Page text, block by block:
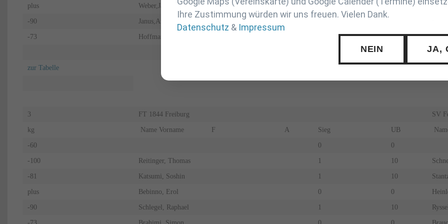
plus Weber,Jan 1 10
-90 Janus,Andre
-73 Hoffmann, Alexander 10
zur Tabelle
3 FT 1844 Freiburg SV
kg Name Vorname F A Sieg UB
-60 0 0
-100 Reitinger, Thomas 1 10
-81 Katsumi, Soshin 10
plus Bebinno, Erol 0 0
-90 Schlegel, Raphael 10
Ihre Zustimmung würden wir uns freuen. Vielen Dank.
Datenschutz & Impressum
NEIN JA,